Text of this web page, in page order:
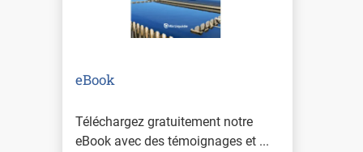
eBook
Téléchargez gratuitement notre
eBook avec des témoignages et ...